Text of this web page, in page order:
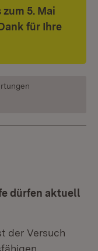
5. Mai
für Ihre
dürfen aktuell
der Versuch